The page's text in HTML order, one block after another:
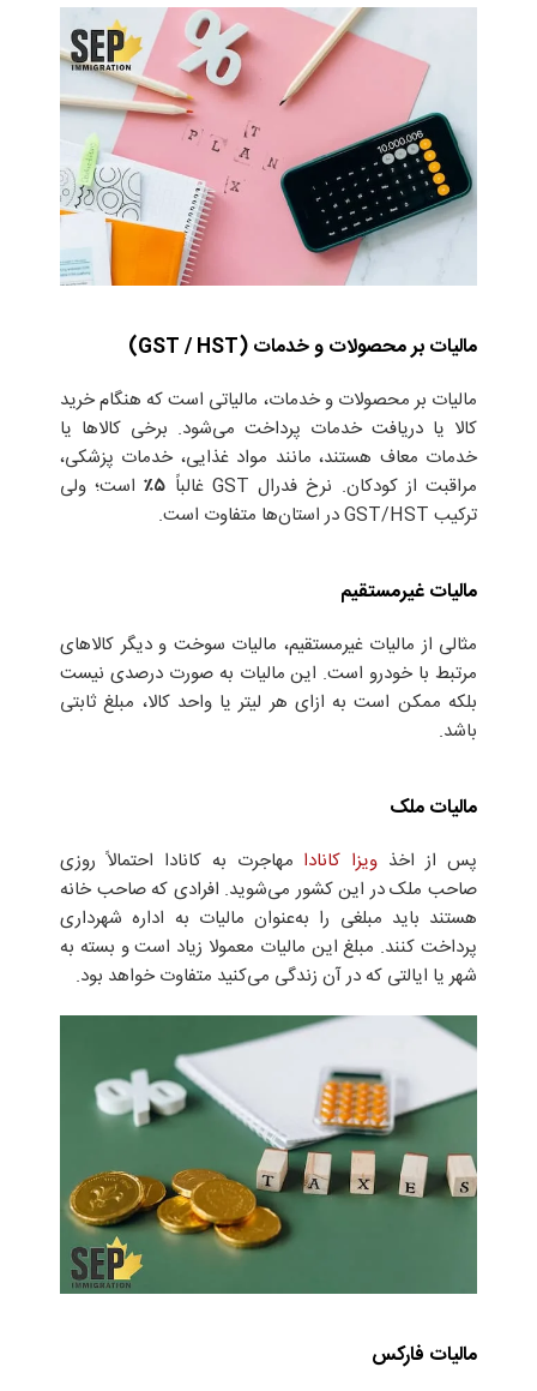
مالیات بر محصولات و خدمات (GST / HST)
مالیات بر محصولات و خدمات، مالیاتی است که هنگام خرید
کالا یا دریافت خدمات پرداخت می‌شود. برخی کالاها یا
خدمات معاف هستند، مانند مواد غذایی، خدمات پزشکی،
مراقبت از کودکان. نرخ فدرال GST غالباً
۵٪ است؛ ولی
ترکیب GST/HST در استان‌ها متفاوت است.
مالیات غیرمستقیم
مثالی از مالیات غیرمستقیم، مالیات سوخت و دیگر کالاهای
مرتبط با خودرو است. این مالیات به صورت درصدی نیست
بلکه ممکن است به ازای هر لیتر یا واحد کالا، مبلغ ثابتی
باشد.
مالیات ملک
پس از اخذ ویزا کانادا مهاجرت به کانادا احتمالاً روزی
صاحب ملک در این کشور می‌شوید. افرادی که صاحب خانه
هستند باید مبلغی را به‌عنوان مالیات به اداره شهرداری
پرداخت کنند. مبلغ این مالیات معمولا زیاد است و بسته به
شهر یا ایالتی که در آن زندگی می‌کنید متفاوت خواهد بود.
مالیات فارکس